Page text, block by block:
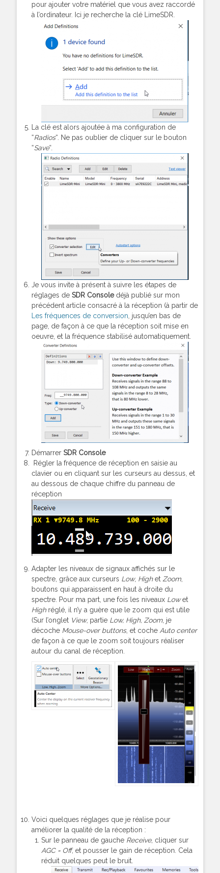
pour ajouter votre matériel que vous avez raccordé
à l’ordinateur. Ici je recherche la clé LimeSDR.
La clé est alors ajoutée à ma configuration de
“Radios“. Ne pas oublier de cliquer sur le bouton
“Save“.
Je vous invite à présent à suivre les étapes de
réglages de SDR Consoledéjà publié sur mon
précédent article consacré à la réception (à partir de
Les fréquences de conversion, jusqu’en bas de
page, de façon à ce que la réception soit mise en
oeuvre, et la fréquence stabilisé automatiquement.
Démarrer SDR Console
Régler la fréquence de réception en saisie au
clavier ou en cliquant sur les curseurs au dessus, et
au dessous de chaque chiffre du panneau de
réception
Adapter les niveaux de signaux affichés sur le
spectre, grâce aux curseurs Low, Highet Zoom,
boutons qui apparaissent en haut à droite du
spectre. Pour ma part, une fois les niveaux Lowet
Highréglé, il n’y a guère que le zoom qui est utile
(Sur l’onglet View, partie Low, High, Zoom, je
décoche Mouse-over buttons, et coche Auto center
de façon à ce que le zoom soit toujours réaliser
autour du canal de réception.
Voici quelques réglages que je réalise pour
améliorer la qualité de la réception :
Sur le panneau de gauche Receive, cliquer sur
AGC = Off, et pousser le gain de réception. Cela
réduit quelques peut le bruit.